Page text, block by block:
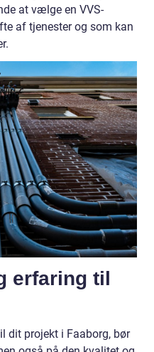
at vælge en VVS-
af tjenester og som kan
erfaring til
dit projekt i Faaborg, bør